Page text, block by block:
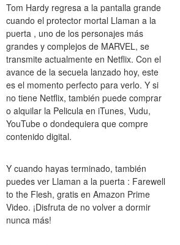
Tom Hardy regresa a la pantalla grande
cuando el protector mortal Llaman a la
puerta , uno de los personajes más
grandes y complejos de MARVEL, se
transmite actualmente en Netflix. Con el
avance de la secuela lanzado hoy, este
es el momento perfecto para verlo. Y si
no tiene Netflix, también puede comprar
o alquilar la Pelicula en iTunes, Vudu,
YouTube o dondequiera que compre
contenido digital.
Y cuando hayas terminado, también
puedes ver Llaman a la puerta : Farewell
to the Flesh, gratis en Amazon Prime
Video. ¡Disfruta de no volver a dormir
nunca más!